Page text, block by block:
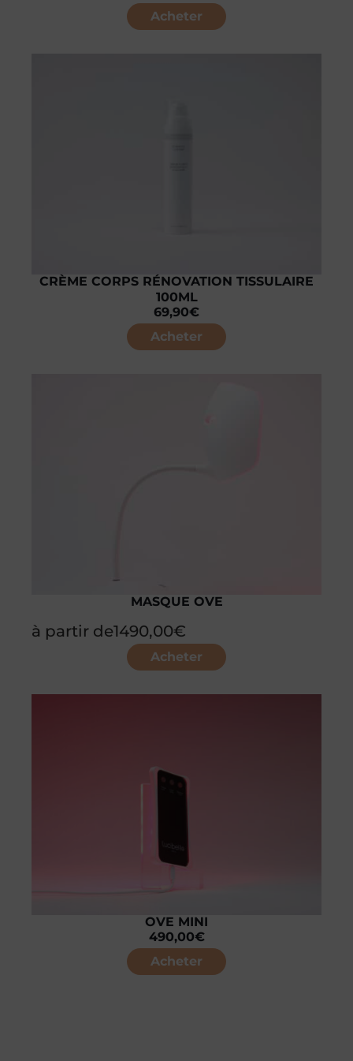
Acheter
CRÈME CORPS RÉNOVATION TISSULAIRE
100ML
69,90€
Acheter
MASQUE OVE
à partir de1490,00€
Acheter
OVE MINI
490,00€
Acheter